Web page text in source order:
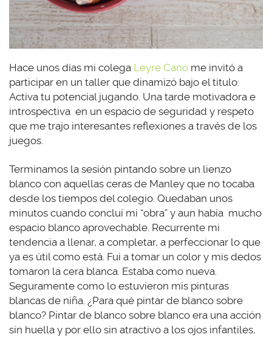
Hace unos días mi colega Leyre Cano me invitó a
participar en un taller que dinamizó bajo el título:
Activa tu potencial jugando. Una tarde motivadora e
introspectiva en un espacio de seguridad y respeto
que me trajo interesantes reflexiones a través de los
juegos.
Terminamos la sesión pintando sobre un lienzo
blanco con aquellas ceras de Manley que no tocaba
desde los tiempos del colegio. Quedaban unos
minutos cuando concluí mi “obra” y aun había mucho
espacio blanco aprovechable. Recurrente mi
tendencia a llenar, a completar, a perfeccionar lo que
ya es útil como está. Fui a tomar un color y mis dedos
tomaron la cera blanca. Estaba como nueva.
Seguramente como lo estuvieron mis pinturas
blancas de niña. ¿Para qué pintar de blanco sobre
blanco? Pintar de blanco sobre blanco era una acción
sin huella y por ello sin atractivo a los ojos infantiles,